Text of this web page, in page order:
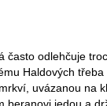
často odlehčuje
Haldových
uvázanou na
beranovi jedou a